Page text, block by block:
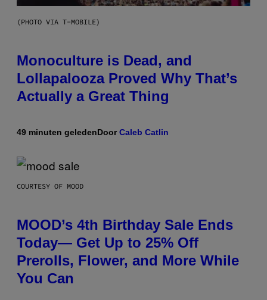
(PHOTO VIA T-MOBILE)
Monoculture is Dead, and
Lollapalooza Proved Why That’s
Actually a Great Thing
49 minuten geledenDoorCaleb Catlin
COURTESY OF MOOD
MOOD’s 4th Birthday Sale Ends
Today— Get Up to 25% Off
Prerolls, Flower, and More While
You Can